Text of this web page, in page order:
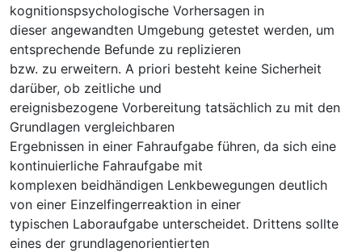
kognitionspsychologische Vorhersagen in
dieser angewandten Umgebung getestet werden, um
entsprechende Befunde zu replizieren
bzw. zu erweitern. A priori besteht keine Sicherheit
darüber, ob zeitliche und
ereignisbezogene Vorbereitung tatsächlich zu mit den
Grundlagen vergleichbaren
Ergebnissen in einer Fahraufgabe führen, da sich eine
kontinuierliche Fahraufgabe mit
komplexen beidhändigen Lenkbewegungen deutlich
von einer Einzelfingerreaktion in einer
typischen Laboraufgabe unterscheidet. Drittens sollte
eines der grundlagenorientierten